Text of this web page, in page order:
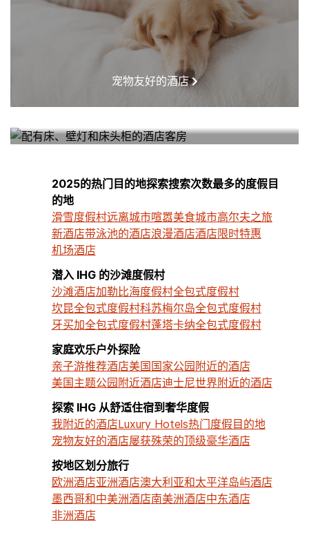
宠物友好的酒店
2025的热门目的地探索搜索次数最多的度假目
的地
滑雪度假村远离城市喧嚣美食城市高尔夫之旅
新酒店带泳池的酒店浪漫酒店酒店限时特惠
机场酒店
潜入 IHG 的沙滩度假村
沙滩酒店加勒比海度假村全包式度假村
坎昆全包式度假村科苏梅尔岛全包式度假村
牙买加全包式度假村蓬塔卡纳全包式度假村
家庭欢乐户外探险
亲子游推荐酒店美国国家公园附近的酒店
美国主题公园附近酒店迪士尼世界附近的酒店
探索 IHG 从舒适住宿到奢华度假
我附近的酒店Luxury Hotels热门度假目的地
宠物友好的酒店屡获殊荣的顶级豪华酒店
按地区划分旅行
欧洲酒店亚洲酒店澳大利亚和太平洋岛屿酒店
墨西哥和中美洲酒店南美洲酒店中东酒店
非洲酒店